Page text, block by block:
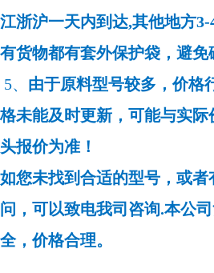
江浙沪一天内到达,其他地方
有货物都有套外保护袋，避免
5、 由于原料型号较多，价格
格未能及时更新，可能与实际
头报价为准！
如您未找到合适的型号，或
问，可以致电我司咨询.本公
全，价格合理。